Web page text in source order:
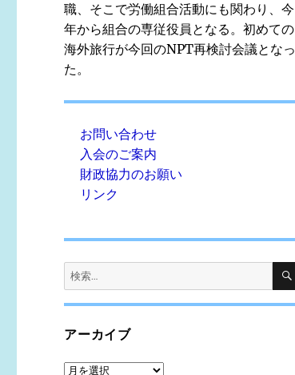
職、そこで労働組合活動にも関わり、今
年から組合の専従役員となる。初めての
海外旅行が今回のNPT再検討会議となっ
た。
お問い合わせ
入会のご案内
財政協力のお願い
リンク
検
索:
アーカイブ
ア